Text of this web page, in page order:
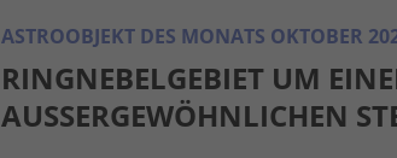
ASTROOBJEKT DES MONATS OKTOBER
RINGNEBELGEBIET UM
AUSSERGEWÖHNLICHEN